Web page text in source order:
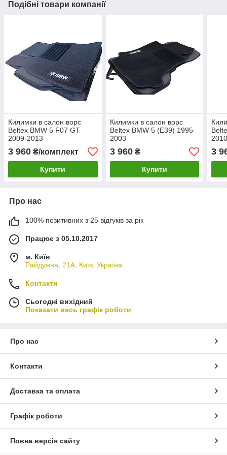
Подібні товари компанії
Килимки в салон ворс
Beltex BMW 5 F07 GT
2009-2013
3 960 ₴/комплект
Купити
Килимки в салон ворс
Beltex BMW 5 (E39) 1995-
2003
3 960₴
Купити
3
Про нас
100% позитивних з 25 відгуків за рік
Працює з 05.10.2017
м. Київ
Райдужна, 21А, Київ, Україна
Контакти
Сьогодні вихідний
Показати весь графік роботи
Про нас
Контакти
Доставка та оплата
Графік роботи
Повна версія сайту